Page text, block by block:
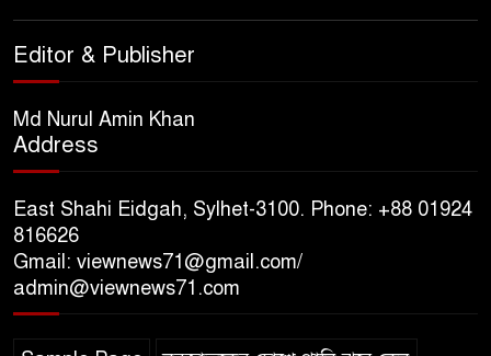
আয়োজন ‘শ্রাবনের মেঘগুলো’
গভীর শ্রদ্ধা নিবেদন
শতাংশই সিলেটি
Editor & Publisher
Md Nurul Amin Khan
Address
East Shahi Eidgah, Sylhet-3100. Phone: +88 01924
816626
Gmail: viewnews71@gmail.com/
admin@viewnews71.com